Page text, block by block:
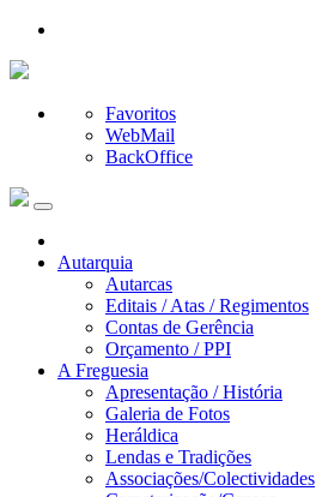
Favoritos
WebMail
BackOffice
Autarquia
Autarcas
Editais / Atas / Regimentos
Contas de Gerência
Orçamento / PPI
A Freguesia
Apresentação / História
Galeria de Fotos
Heráldica
Lendas e Tradições
Associações/Colectividades